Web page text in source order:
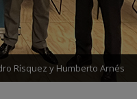
Rísquez y Humberto Arnés